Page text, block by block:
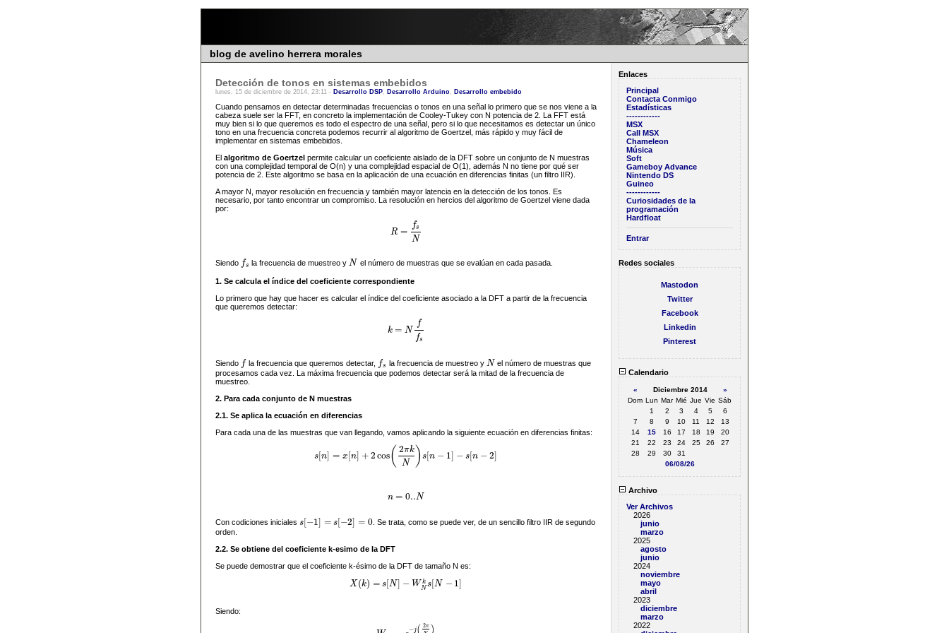
blog de avelino herrera morales
Detección de tonos en sistemas embebidos
lunes, 15 de diciembre de 2014, 23:11 - Desarrollo DSP, Desarrollo Arduino, Desarrollo embebido
Cuando pensamos en detectar determinadas frecuencias o tonos en una señal lo primero que se nos viene a la
cabeza suele ser la FFT, en concreto la implementación de Cooley-Tukey con N potencia de 2. La FFT está
muy bien si lo que queremos es todo el espectro de una señal, pero si lo que necesitamos es detectar un único
tono en una frecuencia concreta podemos recurrir al algoritmo de Goertzel, más rápido y muy fácil de
implementar en sistemas embebidos.
El algoritmo de Goertzel permite calcular un coeficiente aislado de la DFT sobre un conjunto de N muestras
con una complejidad temporal de O(n) y una complejidad espacial de O(1), además N no tiene por qué ser
potencia de 2. Este algoritmo se basa en la aplicación de una ecuación en diferencias finitas (un filtro IIR).
A mayor N, mayor resolución en frecuencia y también mayor latencia en la detección de los tonos. Es
necesario, por tanto encontrar un compromiso. La resolución en hercios del algoritmo de Goertzel viene dada
por:
R =
fs
N
R =fsN
Siendo fs
fs la frecuencia de muestreo y N
N el número de muestras que se evalúan en cada pasada.
1. Se calcula el índice del coeficiente correspondiente
Lo primero que hay que hacer es calcular el índice del coeficiente asociado a la DFT a partir de la frecuencia
que queremos detectar:
k = N
f
fs
k= Nff s
Siendo f
f la frecuencia que queremos detectar, fs
fs la frecuencia de muestreo y N
N
el número de muestras que
procesamos cada vez. La máxima frecuencia que podemos detectar será la mitad de la frecuencia de
muestreo.
2. Para cada conjunto de N muestras
2.1. Se aplica la ecuación en diferencias
Para cada una de las muestras que van llegando, vamos aplicando la siguiente ecuación en diferencias finitas:
s[n] = x [n] +2cos( 2πk
N
)s[n − 1] − s[n −2]
s n] x[n]+2cos 2πkN ) s[ n− 1]− s[ −2 ]
n = 0..N
n= 0..N
Con codiciones iniciales s[−1] = s[−2] = 0
s −1]= [− 2] =0
. Se trata, como se puede ver, de un sencillo filtro IIR de segundo
orden.
2.2. Se obtiene del coeficiente k-esimo de la DFT
Se puede demostrar que el coeficiente k-ésimo de la DFT de tamaño N es:
X(k) = s[N] − W k
Ns[N − 1]
X (k)= s[N −W Nk s[N −1
Siendo:
−j( 2π )
Enlaces
Principal
Contacta Conmigo
Estadísticas
------------
MSX
Call MSX
Chameleon
Música
Soft
Gameboy Advance
Nintendo DS
Guineo
------------
Curiosidades de la
programación
Hardfloat
Entrar
Redes sociales
Mastodon
Twitter
Facebook
Linkedin
Pinterest
Calendario
« Diciembre 2014
»
Dom Lun Mar Mié Jue Vie Sáb
1
2 3 4 5
6
7
8 9 10 11 12
13
14
15 16 17 18 19
20
21
22 23 24 25 26
27
28
29 30
31
06/08/26
Archivo
Ver Archivos
2026
junio
marzo
2025
agosto
junio
2024
noviembre
mayo
abril
2023
diciembre
marzo
2022